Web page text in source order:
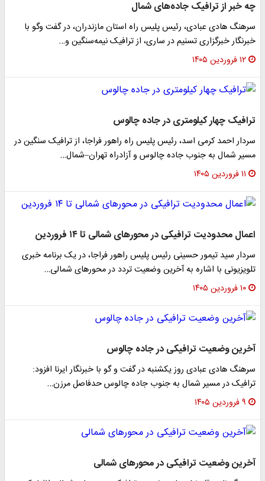
چه خبر از ترافیک جاده‌های شمال
سرهنگ هادی عبادی، رئیس پلیس راه استان مازندران، در گفت وگو با
خبرنگار خبرگزاری تسنیم در ساری، از ترافیک نیمه‌سنگین و…
۱۲ فروردین ۱۴۰۵
ترافیک چهار کیلومتری در جاده چالوس
سردار احمد کرمی اسد، رئیس پلیس راه راهور فراجا، از ترافیک سنگین در
مسیر شمال به جنوب جاده چالوس و آزادراه تهران–شمال…
۱۱ فروردین ۱۴۰۵
اعمال محدودیت ترافیکی در محورهای شمالی تا ۱۴ فروردین
سردار سید تیمور حسینی رئیس پلیس راهور فراجا، در یک برنامه خبری
تلویزیونی با اشاره به آخرین وضعیت تردد در محورهای شمالی…
۱۰ فروردین ۱۴۰۵
آخرین وضعیت ترافیکی در جاده چالوس
سرهنگ هادی عبادی روز یکشنبه در گفت و گو با خبرنگار ایرنا افزود:
ترافیک در مسیر شمال به جنوب جاده چالوس حدفاصل مرزن…
۹ فروردین ۱۴۰۵
آخرین وضعیت ترافیکی در محورهای شمالی